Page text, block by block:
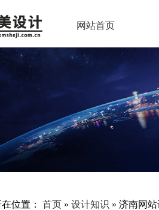
网站首页
位置： 首页 » 设计知识 » 济南网